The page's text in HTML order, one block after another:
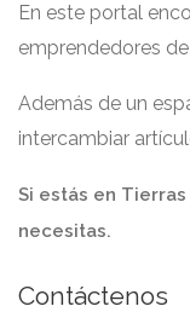
En este portal
emprendedores
Además de un
intercambiar
Si estás en
necesitas.
Contáctenos